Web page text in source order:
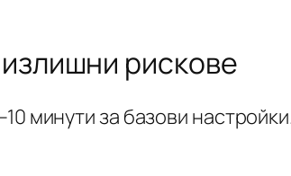
рискове
минути за базови